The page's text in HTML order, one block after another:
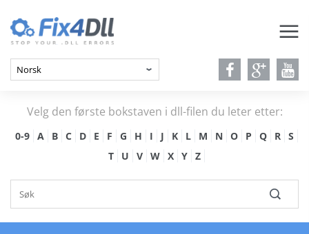
Velg den første bokstaven i dll-filen du leter etter:
0-9 A B C D E F G H I J K L M N O P Q R
S
T
U V W X Y Z